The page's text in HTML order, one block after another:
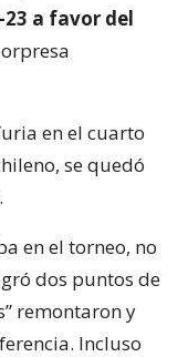
23 a favor del
en el cuarto
se quedó
.
en el torneo, no
dos puntos de
remontaron y
Incluso